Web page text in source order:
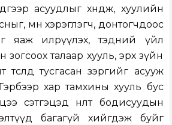
асуудлыг хөндөж, хуулийн
мөн хэрэглэгч, донтогчдоос
яаж илрүүлэх, тэдний үйл
зогсоох талаар хууль, эрх зүйн
төсөлд тусгасан зэргийг асууж
хар тамхины хууль бус
сэтгэцэд нөлөөт бодисуудын
багагүй хийгдэж буйг